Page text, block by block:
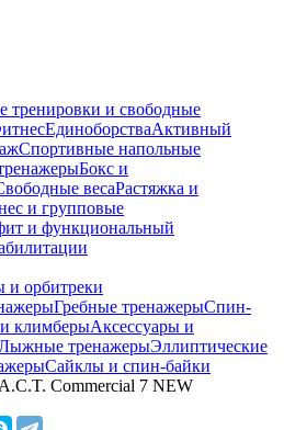
тренировки и свободные
ЕдиноборстваАктивный
Спортивные напольные
Бокс и
весаРастяжка и
и групповые
и функциональный
и орбитреки
Гребные тренажерыСпин-
климберыАксессуары и
тренажерыЭллиптические
Сайклы и спин-байки
Commercial 7 NEW